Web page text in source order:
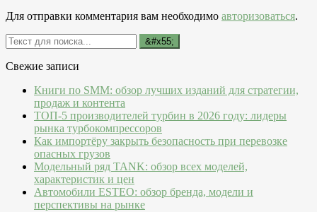
Для отправки комментария вам необходимо авторизоваться.
Свежие записи
Книги по SMM: обзор лучших изданий для стратегии,
продаж и контента
ТОП-5 производителей турбин в 2026 году: лидеры
рынка турбокомпрессоров
Как импортёру закрыть безопасность при перевозке
опасных грузов
Модельный ряд TANK: обзор всех моделей,
характеристик и цен
Автомобили ESTEO: обзор бренда, модели и
перспективы на рынке